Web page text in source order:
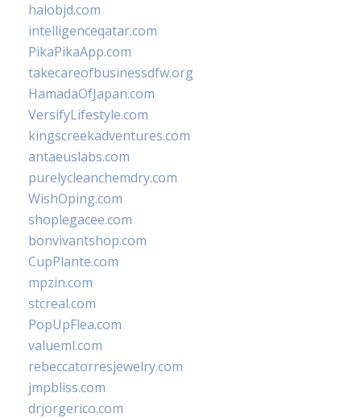
halobjd.com
intelligenceqatar.com
PikaPikaApp.com
takecareofbusinessdfw.org
HamadaOfJapan.com
VersifyLifestyle.com
kingscreekadventures.com
antaeuslabs.com
purelycleanchemdry.com
WishOping.com
shoplegacee.com
bonvivantshop.com
CupPlante.com
mpzin.com
stcreal.com
PopUpFlea.com
valueml.com
rebeccatorresjewelry.com
jmpbliss.com
drjorgerico.com